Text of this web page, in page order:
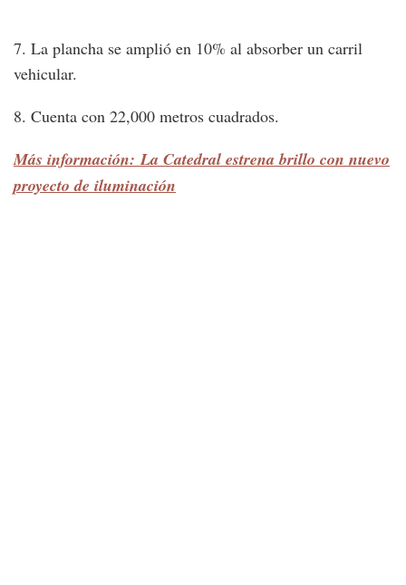
7. La plancha se amplió en 10% al absorber un carril
vehicular.
8. Cuenta con 22,000 metros cuadrados.
Más información: La Catedral estrena brillo con nuevo
proyecto de iluminación